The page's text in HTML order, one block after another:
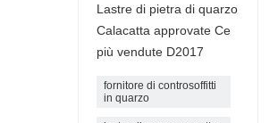
Lastre di pietra di quarzo
Calacatta approvate Ce
più vendute D2017
fornitore di controsoffitti
in quarzo